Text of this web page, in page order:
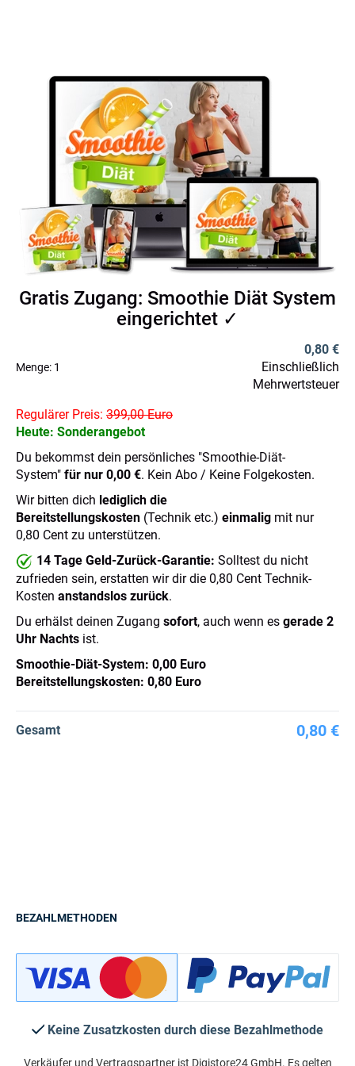
Gratis Zugang: Smoothie Diät System
eingerichtet ✓
Menge: 1
0,80 €
Einschließlich
Mehrwertsteuer
Regulärer Preis: 399,00 Euro
Heute: Sonderangebot
Du bekommst dein persönliches "Smoothie-Diät-
System" für nur 0,00 €. Kein Abo / Keine Folgekosten.
Wir bitten dich lediglich die
Bereitstellungskosten (Technik etc.) einmalig mit nur
0,80 Cent zu unterstützen.
14 Tage Geld-Zurück-Garantie: Solltest du nicht
zufrieden sein, erstatten wir dir die 0,80 Cent Technik-
Kosten anstandslos zurück.
Du erhälst deinen Zugang sofort, auch wenn es gerade 2
Uhr Nachts ist.
Smoothie-Diät-System: 0,00 Euro
Bereitstellungskosten: 0,80 Euro
Gesamt 0,80 €
BEZAHLMETHODEN
Keine Zusatzkosten durch diese Bezahlmethode
Verkäufer und Vertragspartner ist Digistore24 GmbH. Es gelten